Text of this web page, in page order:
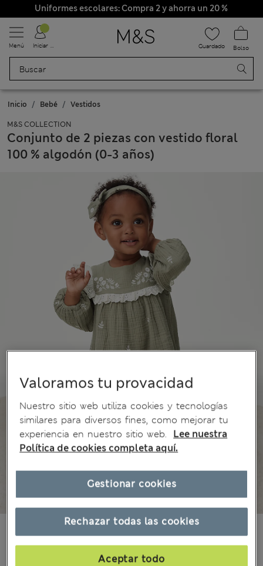
Uniformes escolares: Compra 2 y ahorra un 20 %
Menú Iniciar sesión Guardado Bolso
Inicio Bebé Vestidos
M&S COLLECTION
Conjunto de 2 piezas con vestido floral
100 % algodón (0-3 años)
8 Opiniones
Valoramos tu provacidad
Nuestro sitio web utiliza cookies y tecnologías
similares para diversos fines, como mejorar tu
experiencia en nuestro sitio web.
Lee nuestra
Política de cookies completa aquí.
Rechazar todas las cookies
Aceptar todo
Gestionar cookies